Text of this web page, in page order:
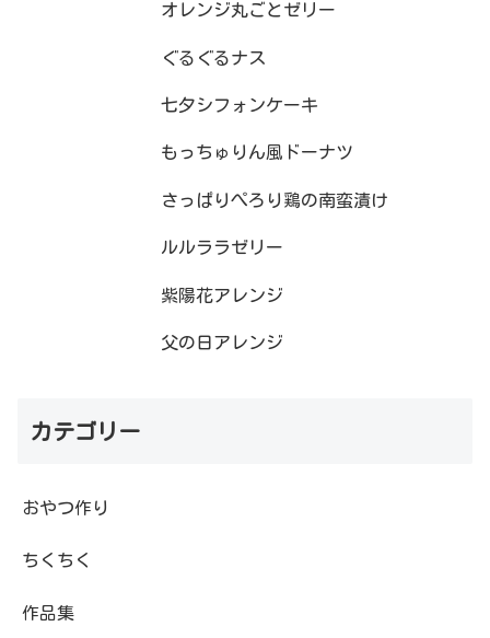
オレンジ丸ごとゼリー
ぐるぐるナス
七夕シフォンケーキ
もっちゅりん風ドーナツ
さっぱりぺろり鶏の南蛮漬け
ルルララゼリー
紫陽花アレンジ
父の日アレンジ
カテゴリー
おやつ作り
ちくちく
作品集